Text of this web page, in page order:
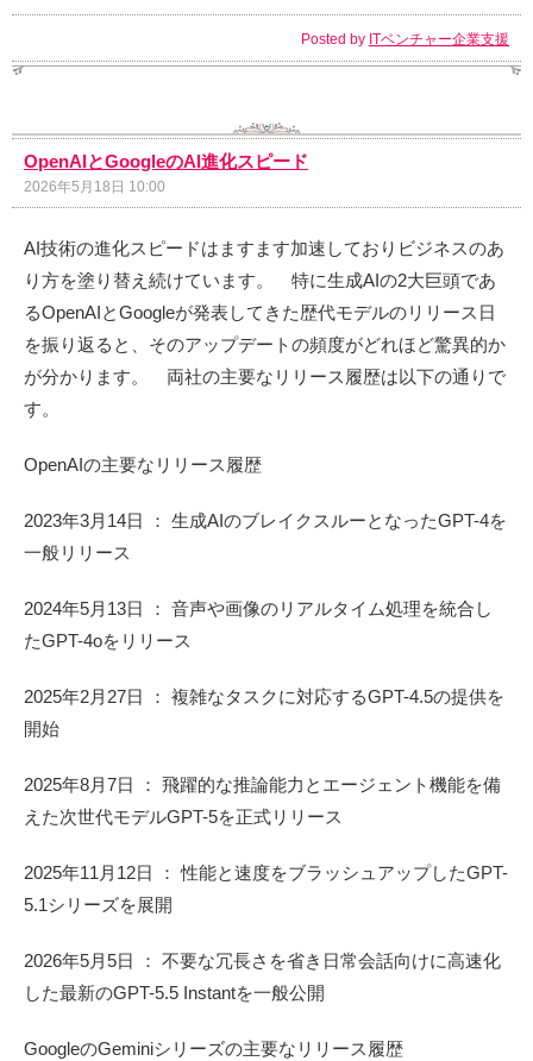
Posted by ITベンチャー企業支援
OpenAIとGoogleのAI進化スピード
2026年5月18日 10:00
AI技術の進化スピードはますます加速しておりビジネスのあ
り方を塗り替え続けています。 特に生成AIの2大巨頭であ
るOpenAIとGoogleが発表してきた歴代モデルのリリース日
を振り返ると、そのアップデートの頻度がどれほど驚異的か
が分かります。 両社の主要なリリース履歴は以下の通りで
す。
OpenAIの主要なリリース履歴
2023年3月14日 ： 生成AIのブレイクスルーとなったGPT-4を
一般リリース
2024年5月13日 ： 音声や画像のリアルタイム処理を統合し
たGPT-4oをリリース
2025年2月27日 ： 複雑なタスクに対応するGPT-4.5の提供を
開始
2025年8月7日 ： 飛躍的な推論能力とエージェント機能を備
えた次世代モデルGPT-5を正式リリース
2025年11月12日 ： 性能と速度をブラッシュアップしたGPT-
5.1シリーズを展開
2026年5月5日 ： 不要な冗長さを省き日常会話向けに高速化
した最新のGPT-5.5 Instantを一般公開
GoogleのGeminiシリーズの主要なリリース履歴